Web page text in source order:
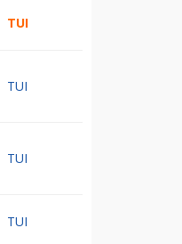
TUI
TUI
TUI
TUI